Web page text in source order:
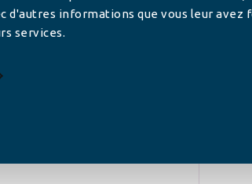
d'autres informations que vous leur avez
services.